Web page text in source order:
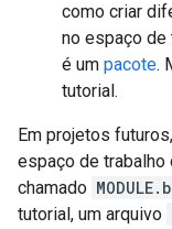
como criar
no espaço de
é um pacote.
tutorial.
Em projetos
espaço de trabalho
chamado
tutorial, um arquivo